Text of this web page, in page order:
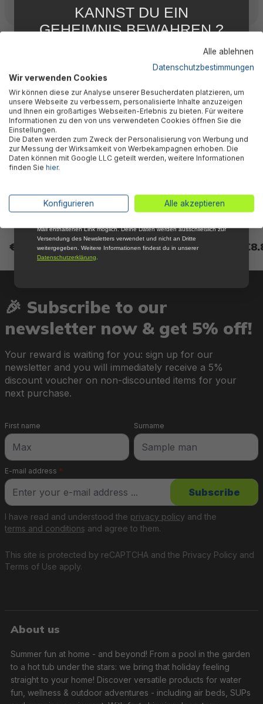
blue, round
€54.95*
x 105 cm
€32.95*
🎉 Subscribe to our
newsletter now & get 5% off!
Your reward is waiting for you: sign up for our
newsletter and you will immediately receive a 5%
discount voucher on non-discounted items for your
next purchase.
E-mail address *
First name Surname
This site is protected by reCAPTCHA and the Privacy Policy and
Terms of Use apply.
I have read and understood the privacy policy and the
terms and conditions and agree to them.
Subscribe
About us
Summer fun at home - and beyond! From a pool in the garden
to a hot tub under the stars: we bring that holiday feeling
straight to your home! Discover versatile products for water
fun, wellness & outdoor adventures - including air beds, SUPs
Alle ablehnen
Datenschutzbestimmungen
Wir verwenden Cookies
Wir können diese zur Analyse unserer Besucherdaten platzieren, um
unsere Webseite zu verbessern, personalisierte Inhalte anzuzeigen
und Ihnen ein großartiges Webseiten-Erlebnis zu bieten. Für weitere
Informationen zu den von uns verwendeten Cookies öffnen Sie die
Einstellungen.
Die Daten werden zum Zweck der Personalisierung von Werbung und
zur Messung der Wirksamkeit von Werbekampagnen erhoben. Die
Daten können mit Google LLC geteilt werden, weitere Informationen
finden Sie hier.
Konfigurieren Alle akzeptieren
KANNST DU EIN
GEHEIMNIS BEWAHREN ?
FÜR DICH
Abonniere jetzt unseren kostenlosen
Newsletter, verpasse keine Neuigkeiten und
Aktionen mehr und sichere Dir 5 %
Willkommensrabatt auf nicht reduzierte Ware
bei Deiner ersten Bestellung !*
Email
*Mit der Anmeldung zum Newsletter stimmst du zu, regelmäßig per E-
Mail über aktuelle Angebote, Aktionen und Produktneuheiten
Mail enthaltenen Link möglich. Deine Daten werden ausschließlich zur
Versendung des Newsletters verwendet und nicht an Dritte
weitergegeben. Weitere Informationen findest du in unserer
Datenschutzerklärung